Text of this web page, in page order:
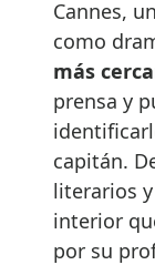
Cannes,
como
más
prensa y
capitán.
literarios
interior
por su